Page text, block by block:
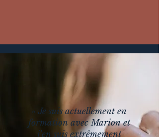
« Je suis actuellement en
formation avec Marion et
j'en suis extrêmement